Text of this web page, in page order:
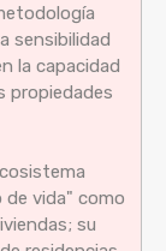
sensibilidad
la capacidad
propiedades
vida" como
su